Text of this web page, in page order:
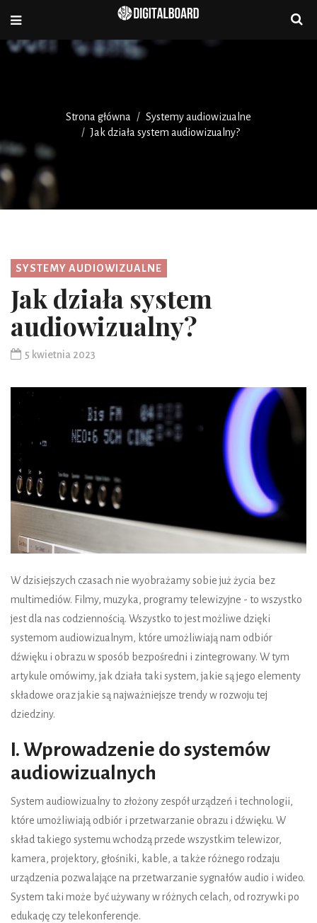
Strona główna
Systemy audiowizualne
Jak działa system audiowizualny?
SYSTEMY AUDIOWIZUALNE
Jak działa system
audiowizualny?
5 kwietnia 2023
W dzisiejszych czasach nie wyobrażamy sobie już życia bez
multimediów. Filmy, muzyka, programy telewizyjne - to wszystko
jest dla nas codziennością. Wszystko to jest możliwe dzięki
systemom audiowizualnym, które umożliwiają nam odbiór
dźwięku i obrazu w sposób bezpośredni i zintegrowany. W tym
artykule omówimy, jak działa taki system, jakie są jego elementy
składowe oraz jakie są najważniejsze trendy w rozwoju tej
dziedziny.
I. Wprowadzenie do systemów
audiowizualnych
System audiowizualny to złożony zespół urządzeń i technologii,
które umożliwiają odbiór i przetwarzanie obrazu i dźwięku. W
skład takiego systemu wchodzą przede wszystkim telewizor,
kamera, projektory, głośniki, kable, a także różnego rodzaju
urządzenia pozwalające na przetwarzanie sygnałów audio i wideo.
System taki może być używany w różnych celach, od rozrywki po
edukację czy telekonferencje.